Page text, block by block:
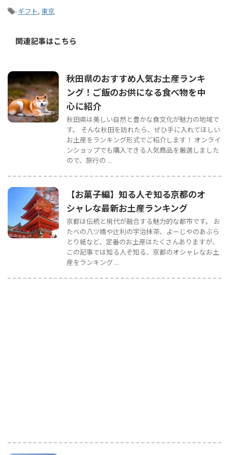
-ギフト, 東京
関連記事はこちら
秋田県のおすすめ人気お土産ランキ
ング！ご飯のお供になる食べ物を中
心に紹介
秋田県は美しい自然と豊かな食文化が魅力の地域で
す。 そんな秋田を訪れたら、ぜひ手に入れてほしい
お土産をランキング形式でご紹介します！ オンライ
ンショップでも購入できる人気商品を厳選しました
ので、旅行の ...
【お菓子編】知る人ぞ知る京都のオ
シャレな最新お土産ランキング
京都は伝統と現代が融合する魅力的な都市です。 お
たべの八ツ橋や辻利の宇治抹茶、よーじやのあぶら
とり紙など、定番のお土産はたくさんありますが、
この記事では知る人ぞ知る、京都のオシャレなお土
産をランキング ...